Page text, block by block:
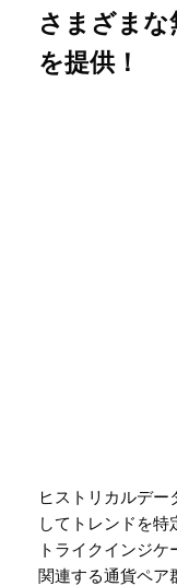
さまざまな
を提供！
ヒストリカルデー
してトレンドを特
トライクインジ
関連する通貨ペア